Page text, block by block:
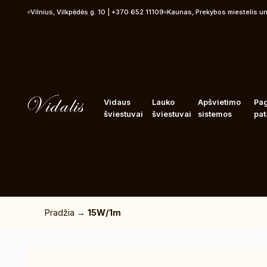
Vilnius, Vilkpėdės g. 10 | +370 652 11109 Kaunas, Prekybos miestelis
Vidaus
šviestuvai
Lauko
šviestuvai
Apšvietimo
sistemos
Pradžia → 15W/1m